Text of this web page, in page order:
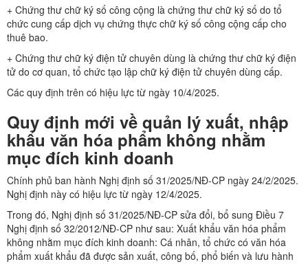
+ Chứng thư chữ ký số công cộng là chứng thư chữ ký số do tổ
chức cung cấp dịch vụ chứng thực chữ ký số công cộng cấp cho
thuê bao.
+ Chứng thư chữ ký điện tử chuyên dùng là chứng thư chữ ký điện
tử do cơ quan, tổ chức tạo lập chữ ký điện tử chuyên dùng cấp.
Các quy định trên có hiệu lực từ ngày 10/4/2025.
Quy định mới về quản lý xuất, nhập
khẩu văn hóa phẩm không nhằm
mục đích kinh doanh
Chính phủ ban hành Nghị định số 31/2025/NĐ-CP ngày 24/2/2025.
Nghị định này có hiệu lực từ ngày 12/4/2025.
Trong đó, Nghị định số 31/2025/NĐ-CP sửa đổi, bổ sung Điều 7
Nghị định số 32/2012/NĐ-CP như sau: Xuất khẩu văn hóa phẩm
không nhằm mục đích kinh doanh: Cá nhân, tổ chức có văn hóa
phẩm xuất khẩu đã được sản xuất, công bố, phổ biến và lưu hành